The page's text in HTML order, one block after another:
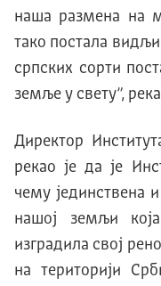
наша размена на
тако постала
српских сорти
земље у свету”,
Директор
рекао је да је
чему јединствена
нашој земљи
изградила свој
на територији